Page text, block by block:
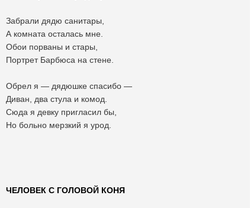
Забрали дядю санитары,
А комната осталась мне.
Обои порваны и стары,
Портрет Барбюса на стене.
Обрел я — дядюшке спасибо —
Диван, два стула и комод.
Сюда я девку пригласил бы,
Но больно мерзкий я урод.
ЧЕЛОВЕК С ГОЛОВОЙ КОНЯ